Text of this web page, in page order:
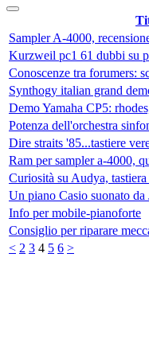
< 2 3 4 5 6 >
Sampler A-4000,
Kurzweil pc1 61 dubbi su
Conoscenze tra forumers:
Synthogy italian grand
Demo Yamaha CP5:
Potenza dell'orchestra
Dire straits '85...tastiere
Ram per sampler a-4000,
Curiosità su Audya,
Un piano Casio suonato da
Info per mobile-pianoforte
Consiglio per riparare